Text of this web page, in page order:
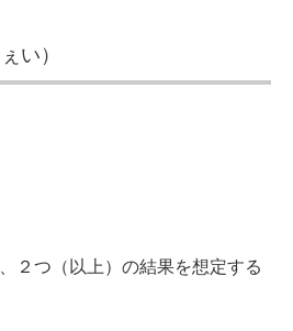
い）
２つ（以上）の結果を想定する